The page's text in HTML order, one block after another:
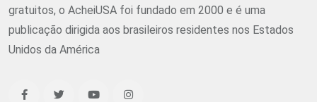
gratuitos, o AcheiUSA foi fundado em 2000 e é uma
publicação dirigida aos brasileiros residentes nos Estados
Unidos da América